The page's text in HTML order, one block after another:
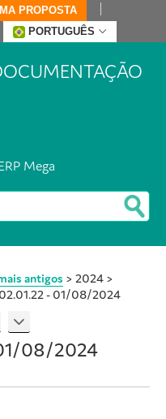
PROPOSTA
PORTUGUÊS
Mega
antigos > 2024 >
- 01/08/2024
08/2024